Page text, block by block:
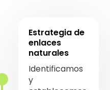
Estrategia de
enlaces
naturales
Identificamos
y